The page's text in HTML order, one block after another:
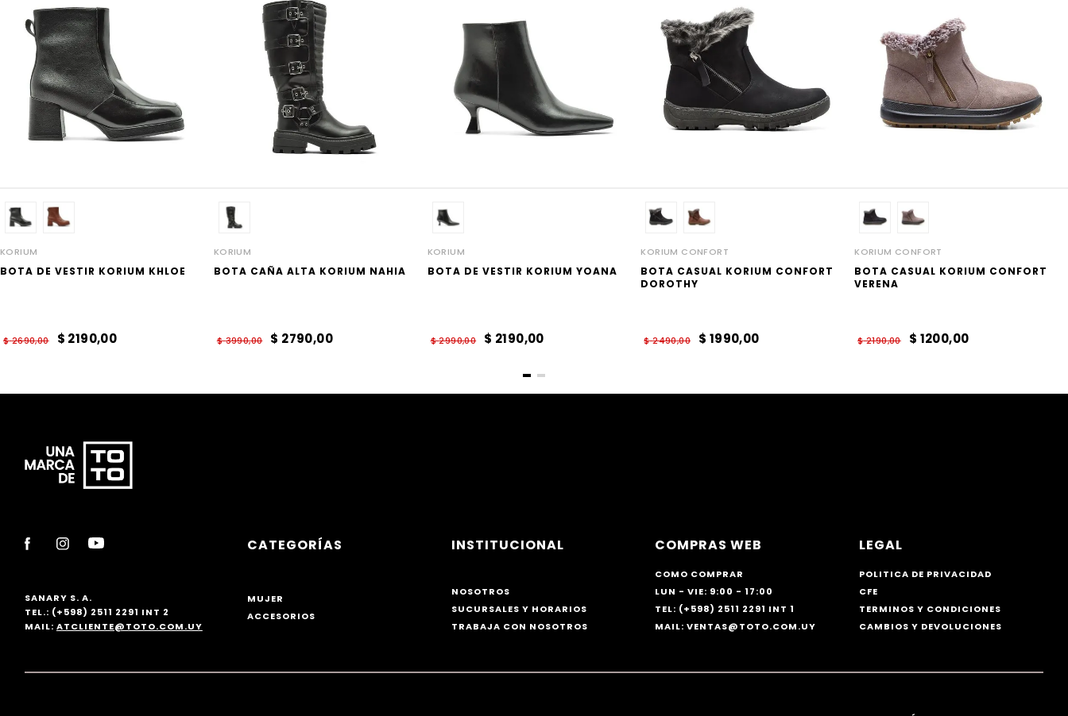
KORIUM
BOTA DE VESTIR KORIUM KHLOE
$ 2690,00 $ 2190,00
KORIUM
BOTA CAÑA ALTA KORIUM NAHIA
$ 3990,00 $ 2790,00
KORIUM
BOTA DE VESTIR KORIUM YOANA
$ 2990,00 $ 2190,00
KORIUM CONFORT
BOTA CASUAL KORIUM CONFORT
DOROTHY
$ 2490,00 $ 1990,00
KORIUM CONFORT
BOTA CASUAL KORIUM CONFORT
VERENA
$ 2190,00 $ 1200,00
SANARY S. A.
TEL.: (+598) 2511 2291 INT 2
MAIL: ATCLIENTE@TOTO.COM.UY
CATEGORÍAS
MUJER
ACCESORIOS
INSTITUCIONAL
NOSOTROS
SUCURSALES Y HORARIOS
TRABAJA CON NOSOTROS
COMPRAS WEB
COMO COMPRAR
LUN - VIE: 9:00 - 17:00
TEL: (+598) 2511 2291 INT 1
MAIL: VENTAS@TOTO.COM.UY
LEGAL
POLITICA DE PRIVACIDAD
CFE
TERMINOS Y CONDICIONES
CAMBIOS Y DEVOLUCIONES